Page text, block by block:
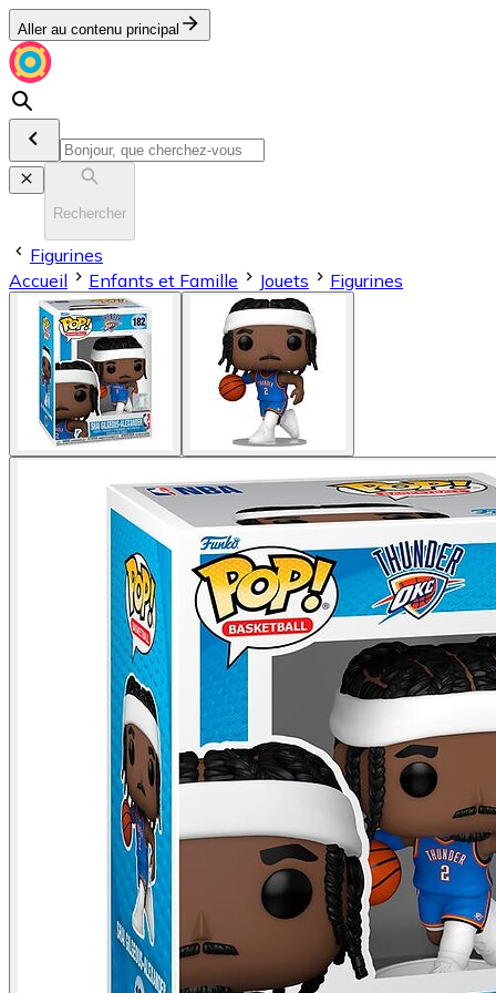
Aller au contenu principal
Rechercher
Figurines
Accueil
Enfants et Famille Jouets Figurines